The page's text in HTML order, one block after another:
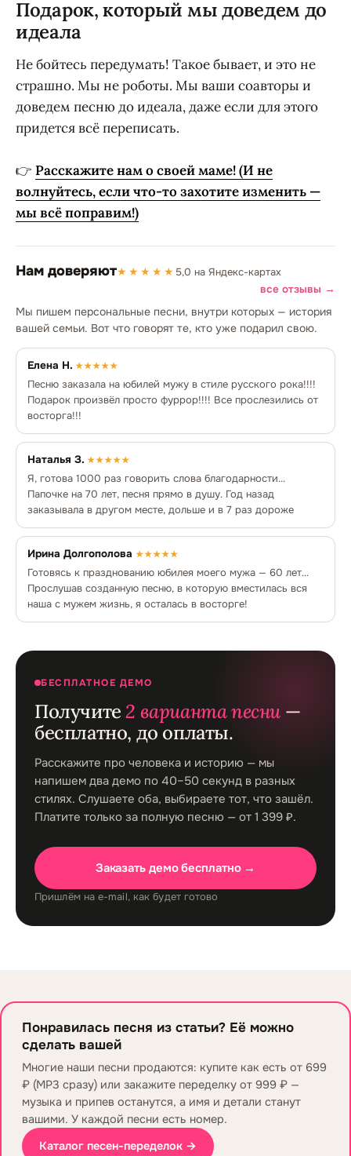
Подарок, который мы доведем до
идеала
Не бойтесь передумать! Такое бывает, и это не
страшно. Мы не роботы. Мы ваши соавторы и
доведем песню до идеала, даже если для этого
придется всё переписать.
👉 Расскажите нам о своей маме! (И не
волнуйтесь, если что-то захотите изменить —
мы всё поправим!)
Нам доверяют★★★★★ 5,0 на Яндекс-картах
все отзывы →
Мы пишем персональные песни, внутри которых — история
вашей семьи. Вот что говорят те, кто уже подарил свою.
Елена Н. ★★★★★
Песню заказала на юбилей мужу в стиле русского рока!!!!
Подарок произвёл просто фуррор!!!! Все прослезились от
восторга!!!
Наталья З. ★★★★★
Я, готова 1000 раз говорить слова благодарности...
Папочке на 70 лет, песня прямо в душу. Год назад
заказывала в другом месте, дольше и в 7 раз дороже
Ирина Долгополова ★★★★★
Готовясь к празднованию юбилея моего мужа — 60 лет...
Прослушав созданную песню, в которую вместилась вся
наша с мужем жизнь, я осталась в восторге!
БЕСПЛАТНОЕ ДЕМО
Получите2 варианта песни —
бесплатно, до оплаты.
Расскажите про человека и историю — мы
напишем два демо по 40–50 секунд в разных
стилях. Слушаете оба, выбираете тот, что зашёл.
Платите только за полную песню — от 1 399 ₽.
Заказать демо бесплатно →
Пришлём на e-mail, как будет готово
Понравилась песня из статьи? Её можно
сделать вашей
Многие наши песни продаются: купите как есть от 699
₽ (MP3 сразу) или закажите переделку от 999 ₽ —
музыка и припев останутся, а имя и детали станут
вашими. У каждой песни есть номер.
Каталог песен-переделок →